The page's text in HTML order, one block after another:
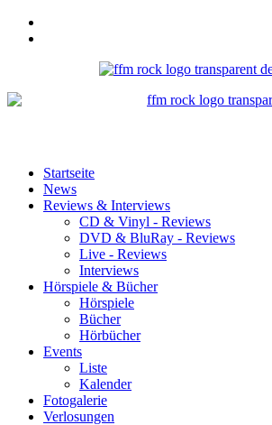
Startseite
News
Reviews & Interviews
CD & Vinyl - Reviews
DVD & BluRay - Reviews
Live - Reviews
Interviews
Hörspiele & Bücher
Hörspiele
Bücher
Hörbücher
Events
Liste
Kalender
Fotogalerie
Verlosungen